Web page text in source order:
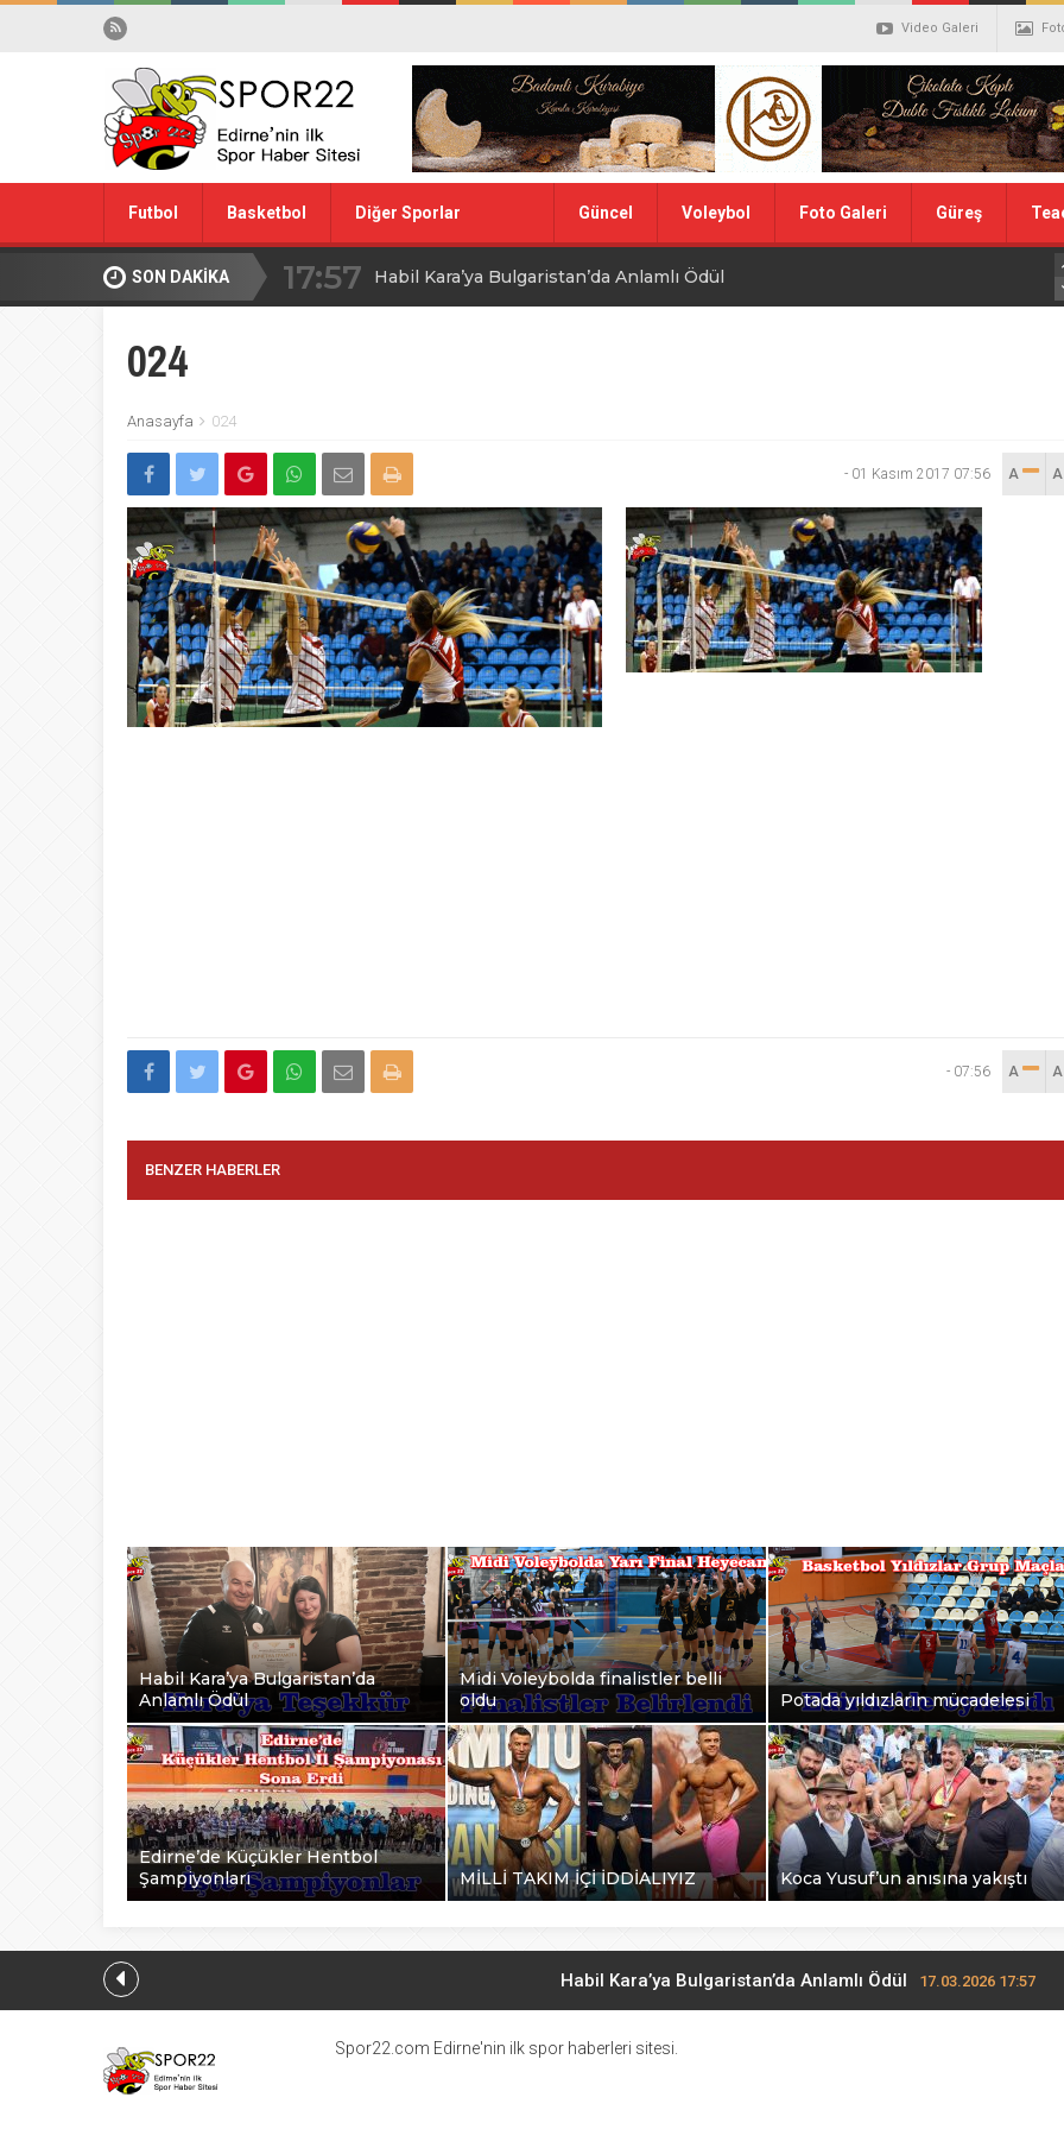
Video Galeri
Futbol Basketbol Diğer Sporlar Güncel Voleybol Foto Galeri Güreş
SON DAKİKA 17:57 Habil Kara’ya Bulgaristan’da Anlamlı Ödül
09:30 MİLLİ TAKIM İÇİ İDDİALIYIZ
08:00 Ağa Adayının Acı Günü
20:00 ŞAHİ’DEN KADIN MİLLİ TAKIMINA TEŞEKKÜR
08:20 Buca Deplasmanında Kayıp
20:20 Namazı beklerken Hakk’a yürüdü
024
Anasayfa 024
- 01 Kasım 2017 07:56 A
- 07:56 A
BENZER HABERLER
Habil Kara’ya Bulgaristan’da
Anlamlı Ödül
Midi Voleybolda finalistler belli
oldu
Potada yıldızların mücadelesi
Edirne’de Küçükler Hentbol
Şampiyonları
MİLLİ TAKIM İÇİ İDDİALIYIZ Koca Yusuf’un anısına yakıştı
Habil Kara’ya Bulgaristan’da Anlamlı Ödül 17.03.2026 17:57
Midi Voleybolda finalistler belli oldu
Spor22.com Edirne'nin ilk spor haberleri sitesi.